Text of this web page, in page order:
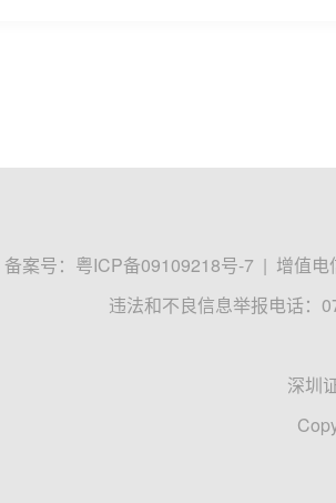
备案号： 粤ICP备09109218号-7 | 增值电
违法和不良信息举报电话：
深圳